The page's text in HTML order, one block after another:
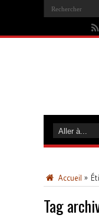
Accueil »
Tag